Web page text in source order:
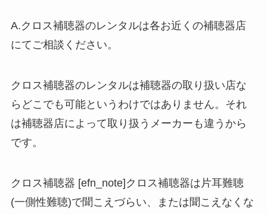
A.クロス補聴器のレンタルは各お近くの補聴器店
にてご相談ください。
クロス補聴器のレンタルは補聴器の取り扱い店な
らどこでも可能というわけではありません。それ
は補聴器店によって取り扱うメーカーも違うから
です。
クロス補聴器 [efn_note]クロス補聴器は片耳難聴
(一側性難聴)で聞こえづらい、または聞こえなくな